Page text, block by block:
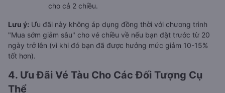
cho cả 2 chiều.
Lưu ý: Ưu đãi này không áp dụng đồng thời với chương trình
"Mua sớm giảm sâu" cho vé chiều về nếu bạn đặt trước từ 20
ngày trở lên (vì khi đó bạn đã được hưởng mức giảm 10-15%
tốt hơn).
4. Ưu Đãi Vé Tàu Cho Các Đối Tượng Cụ
Thể